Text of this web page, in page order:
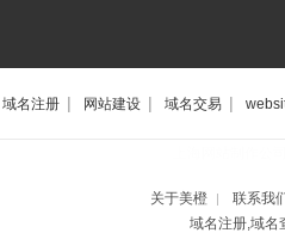
域名注册 | 网站建设 | 域名交易 |
关于美橙 |
联系我
域名注册,域名